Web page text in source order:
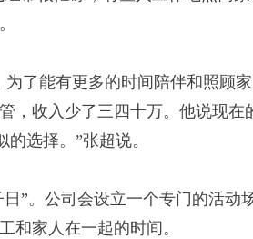
了能有更多的时间陪伴和照顾家
，收入少了三四十万。他说现在
选择。”张超说。
”。公司会设立一个专门的活动
和家人在一起的时间。